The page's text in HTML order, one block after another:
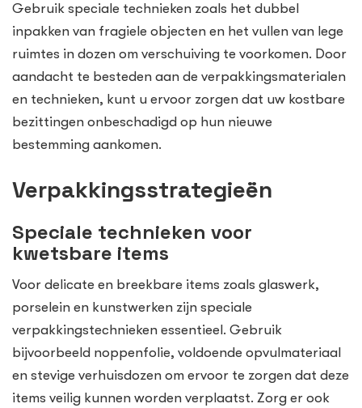
Gebruik speciale technieken zoals het dubbel
inpakken van fragiele objecten en het vullen van lege
ruimtes in dozen om verschuiving te voorkomen. Door
aandacht te besteden aan de verpakkingsmaterialen
en technieken, kunt u ervoor zorgen dat uw kostbare
bezittingen onbeschadigd op hun nieuwe
bestemming aankomen.
Verpakkingsstrategieën
Speciale technieken voor
kwetsbare items
Voor delicate en breekbare items zoals glaswerk,
porselein en kunstwerken zijn speciale
verpakkingstechnieken essentieel. Gebruik
bijvoorbeeld noppenfolie, voldoende opvulmateriaal
en stevige verhuisdozen om ervoor te zorgen dat deze
items veilig kunnen worden verplaatst. Zorg er ook